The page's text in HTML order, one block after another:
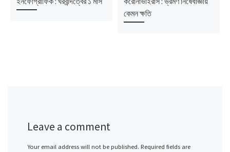
কেমন ক্ষতি
Leave a comment
Your email address will not be published. Required fields are